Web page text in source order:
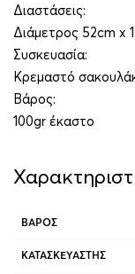
Διαστάσεις:
Διάμετρος 52cm x
Συσκευασία:
Κρεμαστό
Βάρος:
100gr έκαστο
ΒΆΡΟΣ
ΚΑΤΑΣΚΕΥΑΣΤΉΣ